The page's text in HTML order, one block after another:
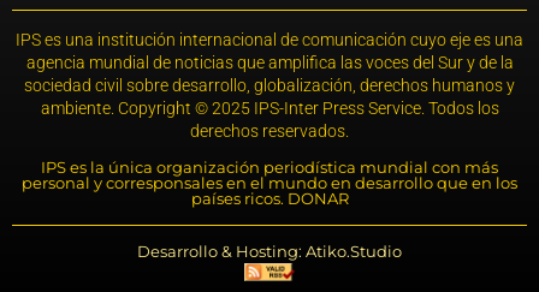
IPS es una institución internacional de comunicación cuyo eje es una
agencia mundial de noticias que amplifica las voces del Sur y de la
sociedad civil sobre desarrollo, globalización, derechos humanos y
ambiente. Copyright © 2025 IPS-Inter Press Service. Todos los
derechos reservados.
IPS es la única organización periodística mundial con más
personal y corresponsales en el mundo en desarrollo que en los
países ricos. DONAR
Desarrollo & Hosting: Atiko.Studio